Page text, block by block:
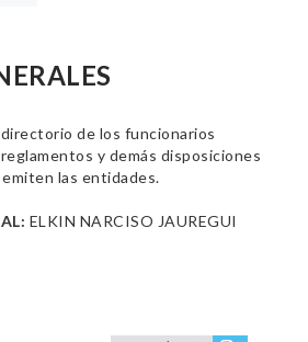
de los funcionarios
y demás disposiciones
las entidades.
ELKIN NARCISO JAUREGUI